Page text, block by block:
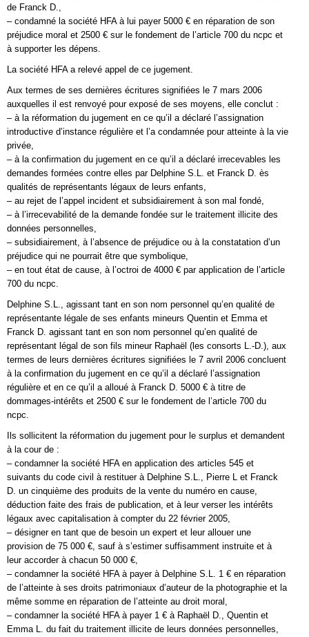
de Franck D.,
– condamné la société HFA à lui payer 5000 € en réparation de son
préjudice moral et 2500 € sur le fondement de l’article 700 du ncpc et
à supporter les dépens.
La société HFA a relevé appel de ce jugement.
Aux termes de ses dernières écritures signifiées le 7 mars 2006
auxquelles il est renvoyé pour exposé de ses moyens, elle conclut :
– à la réformation du jugement en ce qu’il a déclaré l’assignation
introductive d’instance régulière et l’a condamnée pour atteinte à la vie
privée,
– à la confirmation du jugement en ce qu’il a déclaré irrecevables les
demandes formées contre elles par Delphine S.L. et Franck D. ès
qualités de représentants légaux de leurs enfants,
– au rejet de l’appel incident et subsidiairement à son mal fondé,
– à l’irrecevabilité de la demande fondée sur le traitement illicite des
données personnelles,
– subsidiairement, à l’absence de préjudice ou à la constatation d’un
préjudice qui ne pourrait être que symbolique,
– en tout état de cause, à l’octroi de 4000 € par application de l’article
700 du ncpc.
Delphine S.L., agissant tant en son nom personnel qu’en qualité de
représentante légale de ses enfants mineurs Quentin et Emma et
Franck D. agissant tant en son nom personnel qu’en qualité de
représentant légal de son fils mineur Raphaël (les consorts L.-D.), aux
termes de leurs dernières écritures signifiées le 7 avril 2006 concluent
à la confirmation du jugement en ce qu’il a déclaré l’assignation
régulière et en ce qu’il a alloué à Franck D. 5000 € à titre de
dommages-intérêts et 2500 € sur le fondement de l’article 700 du
ncpc.
Ils sollicitent la réformation du jugement pour le surplus et demandent
à la cour de :
– condamner la société HFA en application des articles 545 et
suivants du code civil à restituer à Delphine S.L., Pierre L et Franck
D. un cinquième des produits de la vente du numéro en cause,
déduction faite des frais de publication, et à leur verser les intérêts
légaux avec capitalisation à compter du 22 février 2005,
– désigner en tant que de besoin un expert et leur allouer une
provision de 75 000 €, sauf à s’estimer suffisamment instruite et à
leur accorder à chacun 50 000 €,
– condamner la société HFA à payer à Delphine S.L. 1 € en réparation
de l’atteinte à ses droits patrimoniaux d’auteur de la photographie et la
même somme en réparation de l’atteinte au droit moral,
– condamner la société HFA à payer 1 € à Raphaël D., Quentin et
Emma L. du fait du traitement illicite de leurs données personnelles,